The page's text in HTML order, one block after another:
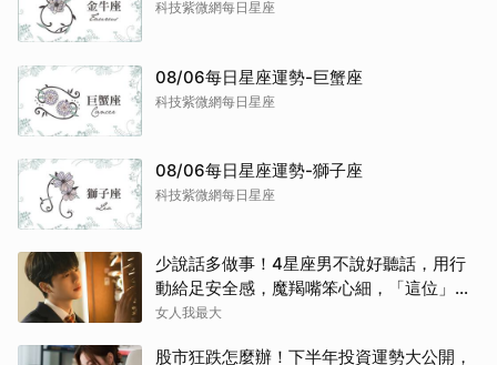
科技紫微網每日星座
08/06每日星座運勢-巨蟹座
科技紫微網每日星座
08/06每日星座運勢-獅子座
科技紫微網每日星座
少說話多做事！4星座男不說好聽話，用行
動給足安全感，魔羯嘴笨心細，「這位」從
不畫餅最深情～
女人我最大
股市狂跌怎麼辦！下半年投資運勢大公開，